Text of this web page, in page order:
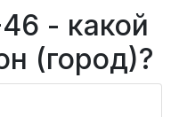
- какой
(город)?